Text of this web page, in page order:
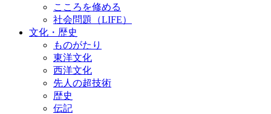
こころを修める
社会問題（LIFE）
文化・歴史
ものがたり
東洋文化
西洋文化
先人の超技術
歴史
伝記